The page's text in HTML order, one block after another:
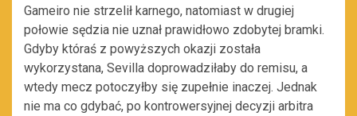
Gameiro nie strzelił karnego, natomiast w drugiej
połowie sędzia nie uznał prawidłowo zdobytej bramki.
Gdyby któraś z powyższych okazji została
wykorzystana, Sevilla doprowadziłaby do remisu, a
wtedy mecz potoczyłby się zupełnie inaczej. Jednak
nie ma co gdybać, po kontrowersyjnej decyzji arbitra